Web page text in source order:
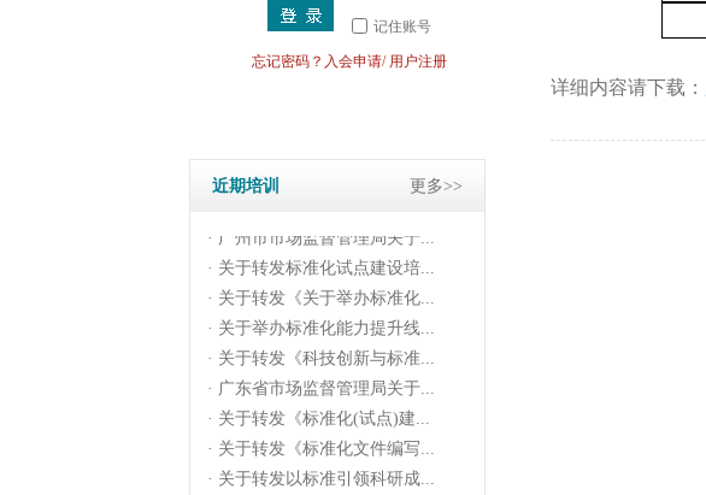
记住账号
忘记密码？ 入会申请/ 用户注册
更多>>
近期培训
· 关于转发以标准引领科研成...
· 关于转发标准化试点建设培...
· 关于转发《关于举办标准化...
· 关于举办标准化能力提升线...
· 关于转发《科技创新与标准...
· 广东省市场监督管理局关于...
· 关于转发《标准化(试点)建...
· 关于转发《标准化文件编写...
· 关于转发以标准引领科研成...
详细内容请下载：